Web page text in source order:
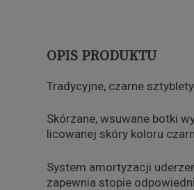
OPIS PRODUKTU
Tradycyjne, czarne
Skórzane, wsuwane botki
licowanej skóry koloru
System amortyzacji
zapewnia stopie